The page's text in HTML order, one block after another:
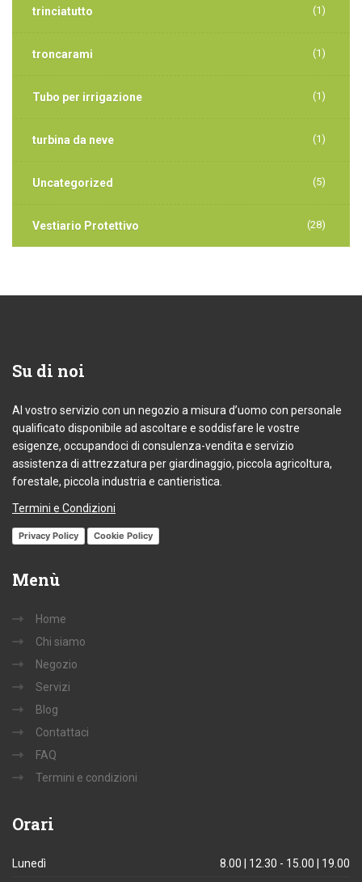
trinciatutto (1)
troncarami (1)
Tubo per irrigazione (1)
turbina da neve (1)
Uncategorized (5)
Vestiario Protettivo (28)
Su di noi
Al vostro servizio con un negozio a misura d’uomo con personale
qualificato disponibile ad ascoltare e soddisfare le vostre
esigenze, occupandoci di consulenza-vendita e servizio
assistenza di attrezzatura per giardinaggio, piccola agricoltura,
forestale, piccola industria e cantieristica.
Termini e Condizioni
Privacy Policy Cookie Policy
Menù
Home
Chi siamo
Negozio
Servizi
Blog
Contattaci
FAQ
Termini e condizioni
Orari
Lunedì 8.00 | 12.30 - 15.00 | 19.00